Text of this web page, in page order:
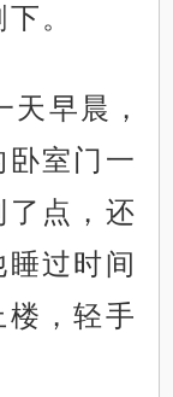
。
早晨，
室门一
了点，还
过时间
，轻手